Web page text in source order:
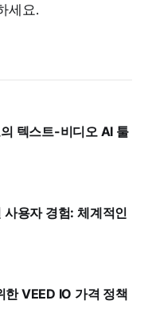
세요.
텍스트-비디오 AI 툴
용자 경험: 체계적인
VEED IO 가격 정책